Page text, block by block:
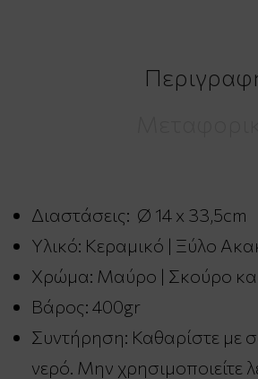
Διαστάσεις: Ø 14 x 33,5cm
Υλικό: Κεραμικό | Ξύλο
Χρώμα: Μαύρο | Σκούρο
Βάρος: 400gr
Συντήρηση: Καθαρίστε με
νερό. Μην χρησιμοποιείτε